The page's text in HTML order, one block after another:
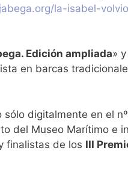
la-isabel-
Edición ampliada»
en barcas
digitalmente en el
del Museo Marítimo e
finalistas de los III